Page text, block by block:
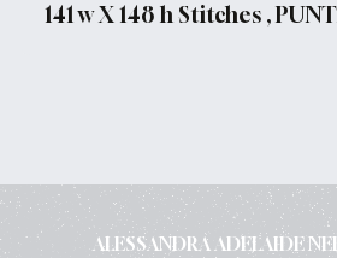
141 w X 148 h Stitches ,
ALESSANDRA ADELAIDE